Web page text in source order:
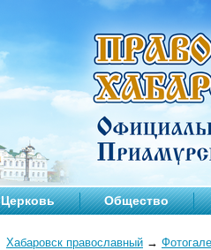
Церковь Общество
Хабаровск православный →